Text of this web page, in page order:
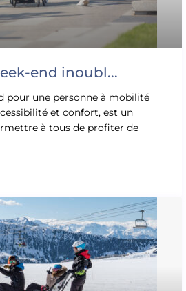
end inoubl...
pour une personne à mobilité
et confort, est un
à tous de profiter de